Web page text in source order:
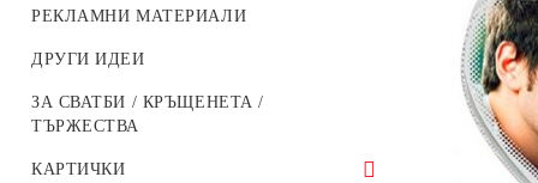
РЕКЛАМНИ МАТЕРИАЛИ
ДРУГИ ИДЕИ
ЗА СВАТБИ / КРЪЩЕНЕТА /
ТЪРЖЕСТВА
КАРТИЧКИ